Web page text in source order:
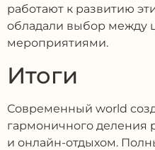
работают к развитию
обладали выбор
мероприятиями.
Итоги
Современный world
гармоничного деления
и онлайн-отдыхом.